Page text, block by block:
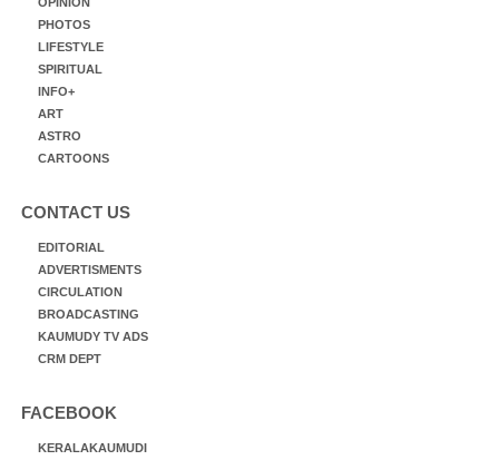
PHOTOS
LIFESTYLE
SPIRITUAL
INFO+
ART
ASTRO
CARTOONS
CONTACT US
EDITORIAL
ADVERTISMENTS
CIRCULATION
BROADCASTING
KAUMUDY TV ADS
CRM DEPT
FACEBOOK
KERALAKAUMUDI